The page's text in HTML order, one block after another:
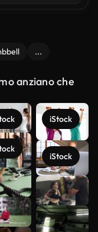
...
anziano che
iStock
iStock
Scopri di
più